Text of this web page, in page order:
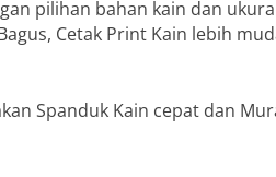
pilihan bahan kain dan
Cetak Print Kain lebih